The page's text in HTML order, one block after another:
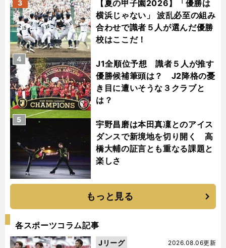
【夏の甲子園2026】「優勝は
横浜じゃない」 波乱必至の組み
合わせで識者５人が選んだ優勝
校はここだ！
3
J1全順位予想 識者５人が推す
優勝候補筆頭は？ J2降格の憂
き目に遭いそうな３クラブと
は？
4
宇野昌磨は本田真凜とのアイス
ダンスで新境地を切り開く 高
橋大輔の証言とも重なる課題と
楽しさ
5
もっと見る
各スポーツコラム記事
2026.08.06更新
Jリーグ